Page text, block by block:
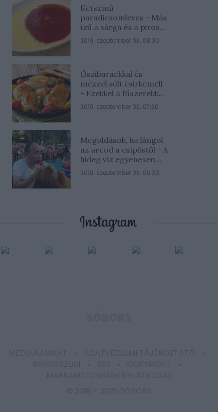
Kétszínű
paradicsomleves - Más
ízű a sárga és a piros
rész
2019. szeptember 03. 08:30
Őszibarackkal és
mézzel sült csirkemell
- Ezekkel a fűszerekkel
lesz a legfinomabb
2019. szeptember 03. 07:30
Megoldások, ha lángol
az arcod a csípőstől - A
hideg víz egyenesen
rossz ötlet
2019. szeptember 03. 06:30